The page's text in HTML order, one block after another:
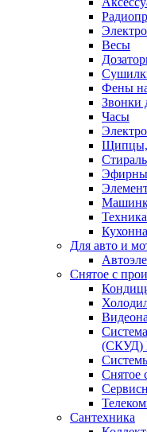
Весы
Фены
Звонки
Часы
Щипцы,
Для авто и
Снятое с
(СКУД)
Снятое
Сантехника